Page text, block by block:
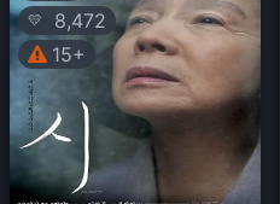
💛
8,472
15+